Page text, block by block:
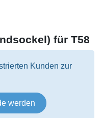
für T58
Kunden zur
werden